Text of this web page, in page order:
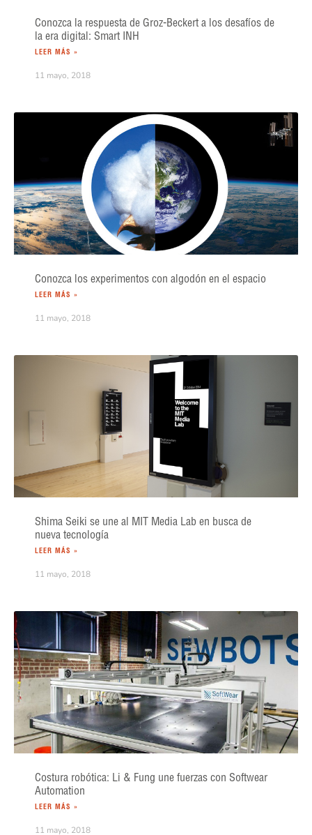
Conozca la respuesta de Groz-Beckert a los desafíos de
la era digital: Smart INH
LEER MÁS »
11 mayo, 2018
Conozca los experimentos con algodón en el espacio
LEER MÁS »
11 mayo, 2018
Shima Seiki se une al MIT Media Lab en busca de
nueva tecnología
LEER MÁS »
11 mayo, 2018
Costura robótica: Li & Fung une fuerzas con Softwear
Automation
LEER MÁS »
11 mayo, 2018